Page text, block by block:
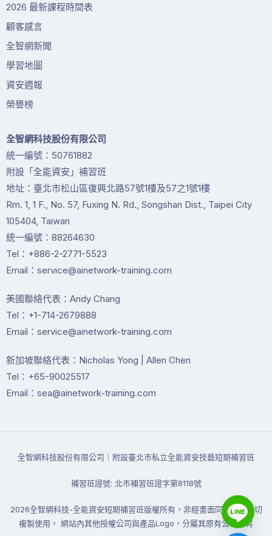
2026 最新課程時間表
顧客感言
全智網新聞
學習地圖
資安週報
榮譽榜
全智網科技股份有限公司
統一編號：50761882
附設「全能資安」補習班
地址：臺北市松山區復興北路57號1樓及57之1號1樓
Rm. 1, 1 F., No. 57, Fuxing N. Rd., Songshan Dist., Taipei City
105404, Taiwan
統一編號：88264630
Tel：+886-2-2771-5523
Email：service@ainetwork-training.com
美國聯絡代表：Andy Chang
Tel：+1-714-2679888
Email：service@ainetwork-training.com
新加坡聯絡代表：Nicholas Yong | Allen Chen
Tel：+65-90025517
Email：sea@ainetwork-training.com
全智網科技股份有限公司｜附設臺北市私立全能資安技藝短期補習班
補習班證號: 北市補習班證字第8118號
2026全智網科技-全能資安短期補習班版權所有，非經書面同意禁止一切
複製使用， 網站內其他授權公司與產品Logo，分屬其原有公司所有